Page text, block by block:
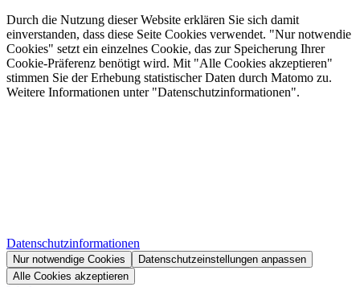
Durch die Nutzung dieser Website erklären Sie sich damit
einverstanden, dass diese Seite Cookies verwendet. "Nur notwendie
Cookies" setzt ein einzelnes Cookie, das zur Speicherung Ihrer
Cookie-Präferenz benötigt wird. Mit "Alle Cookies akzeptieren"
stimmen Sie der Erhebung statistischer Daten durch Matomo zu.
Weitere Informationen unter "Datenschutzinformationen".
Datenschutzinformationen
Nur notwendige Cookies
Datenschutzeinstellungen anpassen
Alle Cookies akzeptieren